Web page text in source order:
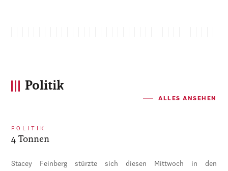
Politik
ALLES ANSEHEN
POLITIK
4 Tonnen
Stacey Feinberg stürzte sich diesen Mittwoch in den